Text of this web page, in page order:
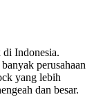
di Indonesia.
perusahaan
yang lebih
dan besar.